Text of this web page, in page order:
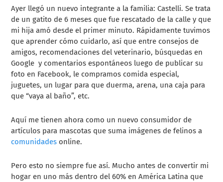
Ayer llegó un nuevo integrante a la familia: Castelli. Se trata
de un gatito de 6 meses que fue rescatado de la calle y que
mi hija amó desde el primer minuto. Rápidamente tuvimos
que aprender cómo cuidarlo, así que entre consejos de
amigos, recomendaciones del veterinario, búsquedas en
Google y comentarios espontáneos luego de publicar su
foto en Facebook, le compramos comida especial,
juguetes, un lugar para que duerma, arena, una caja para
que “vaya al baño”, etc.
Aquí me tienen ahora como un nuevo consumidor de
artículos para mascotas que suma imágenes de felinos a
comunidades online.
Pero esto no siempre fue así. Mucho antes de convertir mi
hogar en uno más dentro del 60% en América Latina que